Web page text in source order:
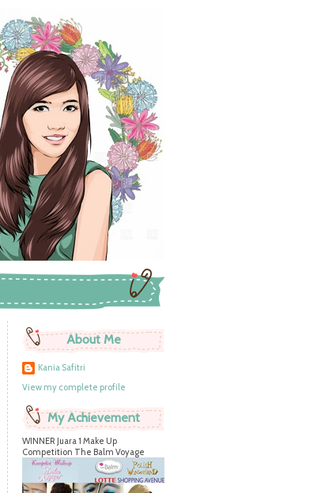
About Me
Kania Safitri
View my complete profile
My Achievement
WINNER Juara 1 Make Up
Competition The Balm Voyage